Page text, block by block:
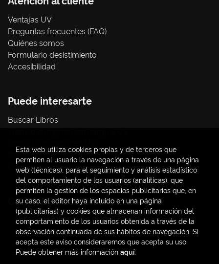
Ventajas UV
Preguntas frecuentes (FAQ)
Quiénes somos
Formulario desistimiento
Accesibilidad
Puede interesarte
Buscar Libros
Papelería / material oficina
Consumo Sostenible
Contacto
C/ Amadeo de Saboya, 4
(+34) 963828968
latendauv@fundacio.es
Formulario de contacto
Esta web utiliza cookies propias y de terceros que
permiten al usuario la navegación a través de una página
web (técnicas), para el seguimiento y análisis estadístico
del comportamiento de los usuarios (analíticas), que
permiten la gestión de los espacios publicitarios que, en
su caso, el editor haya incluido en una página
(publicitarias) y cookies que almacenan información del
comportamiento de los usuarios obtenida a través de la
observación continuada de sus hábitos de navegación. Si
acepta este aviso consideraremos que acepta su uso.
Puede obtener más información aquí.